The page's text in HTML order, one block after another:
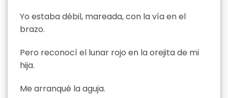
Yo estaba débil, mareada, con la vía en el
brazo.
Pero reconocí el lunar rojo en la orejita de mi
hija.
Me arranqué la aguja.